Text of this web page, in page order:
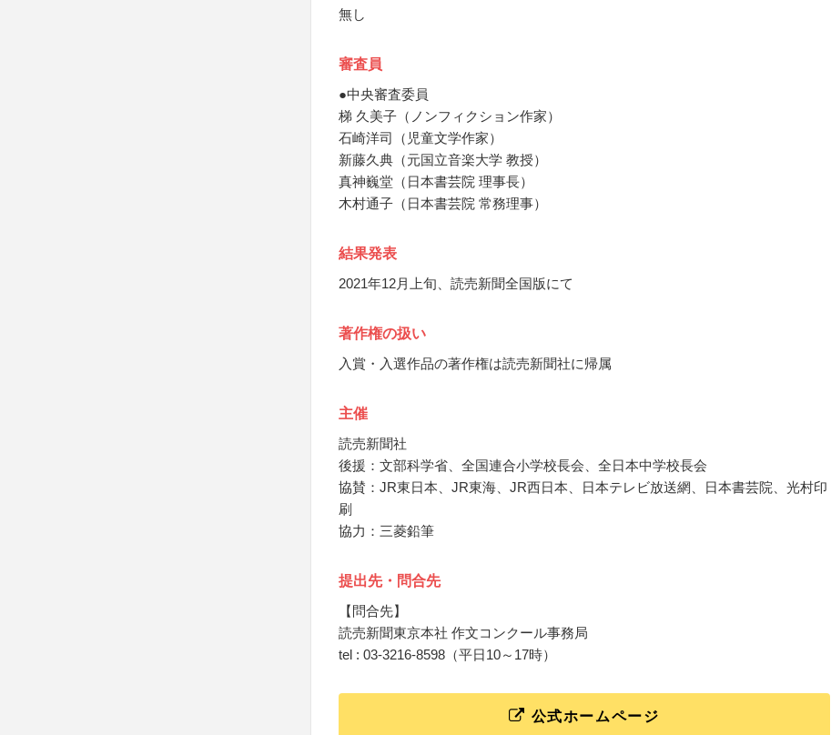
無し
審査員
●中央審査委員
梯 久美子（ノンフィクション作家）
石崎洋司（児童文学作家）
新藤久典（元国立音楽大学 教授）
真神巍堂（日本書芸院 理事長）
木村通子（日本書芸院 常務理事）
結果発表
2021年12月上旬、読売新聞全国版にて
著作権の扱い
入賞・入選作品の著作権は読売新聞社に帰属
主催
読売新聞社
後援：文部科学省、全国連合小学校長会、全日本中学校長会
協賛：JR東日本、JR東海、JR西日本、日本テレビ放送網、日本書芸院、光村印
刷
協力：三菱鉛筆
提出先・問合先
【問合先】
読売新聞東京本社 作文コンクール事務局
tel : 03-3216-8598（平日10～17時）
公式ホームページ